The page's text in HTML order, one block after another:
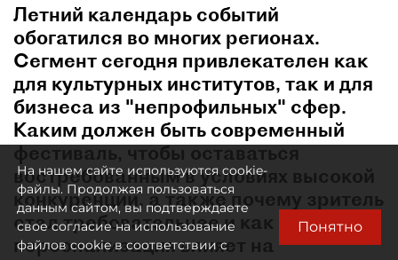
Летний календарь событий
обогатился во многих регионах.
Сегмент сегодня привлекателен как
для культурных институтов, так и для
бизнеса из "непрофильных" сфер.
Каким должен быть современный
фестиваль, чтобы оставаться
востребованным в условиях высокой
конкуренции, а также почему зритель
стал требовательнее и как
персонализация влияет на
На нашем сайте используются cookie-
файлы. Продолжая пользоваться
данным сайтом, вы подтверждаете
свое согласие на использование
файлов cookie в соответствии с
Понятно